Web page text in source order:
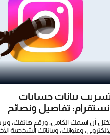
تسريب بيانات حسابات
تفاصيل ونصائح
بياناتك
أن اسمك الكامل، ورقم هاتفك،
وعنوانك، وبياناتك الشخصية